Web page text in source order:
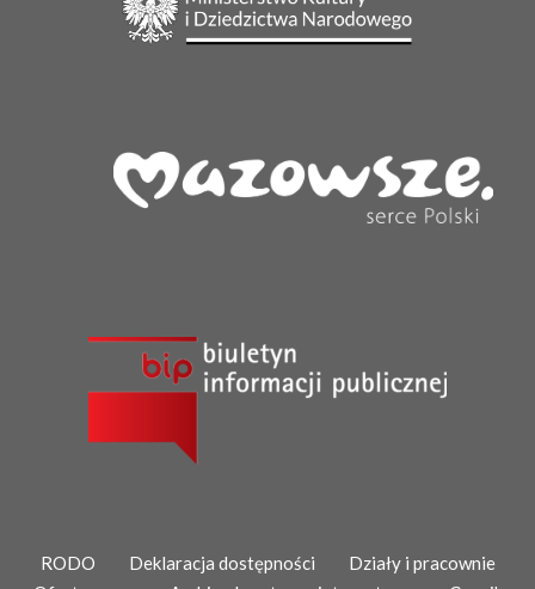
RODO Deklaracja dostępności
Działy i pracownie